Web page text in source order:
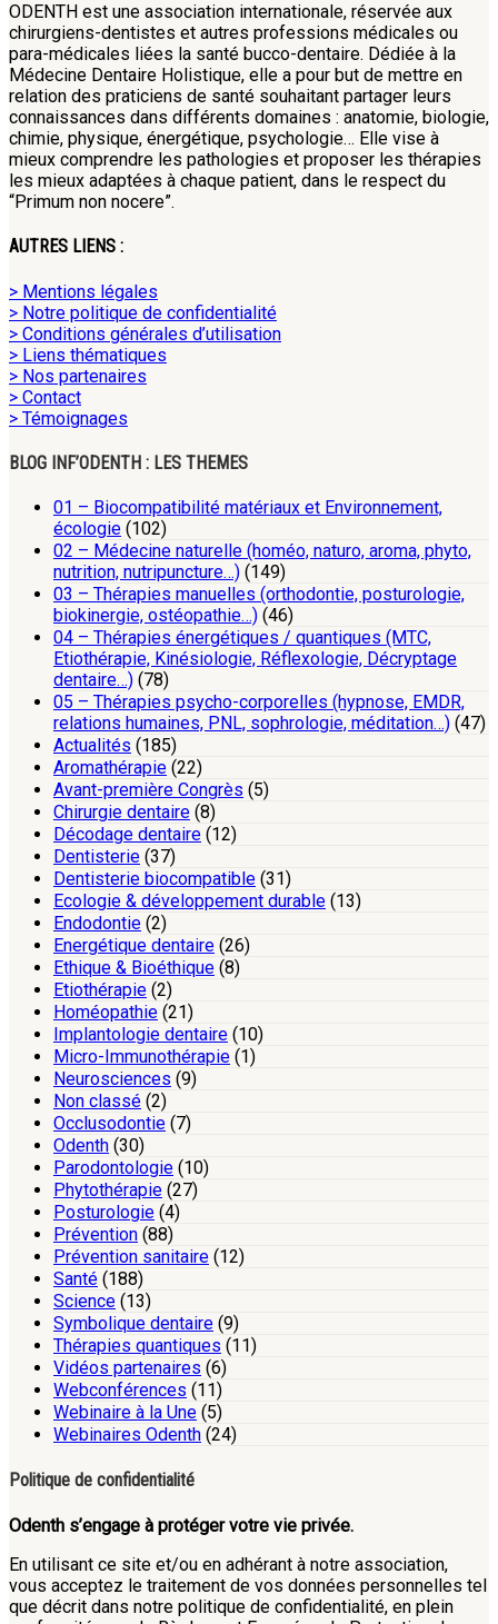
ODENTH est une association internationale, réservée aux
chirurgiens-dentistes et autres professions médicales ou
para-médicales liées la santé bucco-dentaire. Dédiée à la
Médecine Dentaire Holistique, elle a pour but de mettre en
relation des praticiens de santé souhaitant partager leurs
connaissances dans différents domaines : anatomie, biologie,
chimie, physique, énergétique, psychologie… Elle vise à
mieux comprendre les pathologies et proposer les thérapies
les mieux adaptées à chaque patient, dans le respect du
“Primum non nocere”.
AUTRES LIENS :
> Mentions légales
> Notre politique de confidentialité
> Conditions générales d’utilisation
> Liens thématiques
> Nos partenaires
> Contact
> Témoignages
BLOG INF’ODENTH : LES THEMES
01 – Biocompatibilité matériaux et Environnement,
écologie (102)
02 – Médecine naturelle (homéo, naturo, aroma, phyto,
nutrition, nutripuncture…) (149)
03 – Thérapies manuelles (orthodontie, posturologie,
biokinergie, ostéopathie…) (46)
04 – Thérapies énergétiques / quantiques (MTC,
Etiothérapie, Kinésiologie, Réflexologie, Décryptage
dentaire…) (78)
05 – Thérapies psycho-corporelles (hypnose, EMDR,
relations humaines, PNL, sophrologie, méditation…) (47)
Actualités (185)
Aromathérapie (22)
Avant-première Congrès (5)
Chirurgie dentaire (8)
Décodage dentaire (12)
Dentisterie (37)
Dentisterie biocompatible (31)
Ecologie & développement durable (13)
Endodontie (2)
Energétique dentaire (26)
Ethique & Bioéthique (8)
Etiothérapie (2)
Homéopathie (21)
Implantologie dentaire (10)
Micro-Immunothérapie (1)
Neurosciences (9)
Non classé (2)
Occlusodontie (7)
Odenth (30)
Parodontologie (10)
Phytothérapie (27)
Posturologie (4)
Prévention (88)
Prévention sanitaire (12)
Santé (188)
Science (13)
Symbolique dentaire (9)
Thérapies quantiques (11)
Vidéos partenaires (6)
Webconférences (11)
Webinaire à la Une (5)
Webinaires Odenth (24)
Politique de confidentialité
Odenth s’engage à protéger votre vie privée.
En utilisant ce site et/ou en adhérant à notre association,
vous acceptez le traitement de vos données personnelles tel
que décrit dans notre politique de confidentialité, en plein